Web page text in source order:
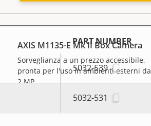
AXIS M1135-E Mk II Box Camera
Sorveglianza a un prezzo accessibile,
pronta per l'uso in ambienti esterni da
2 MP
PART NUMBER
5032-539
5032-531